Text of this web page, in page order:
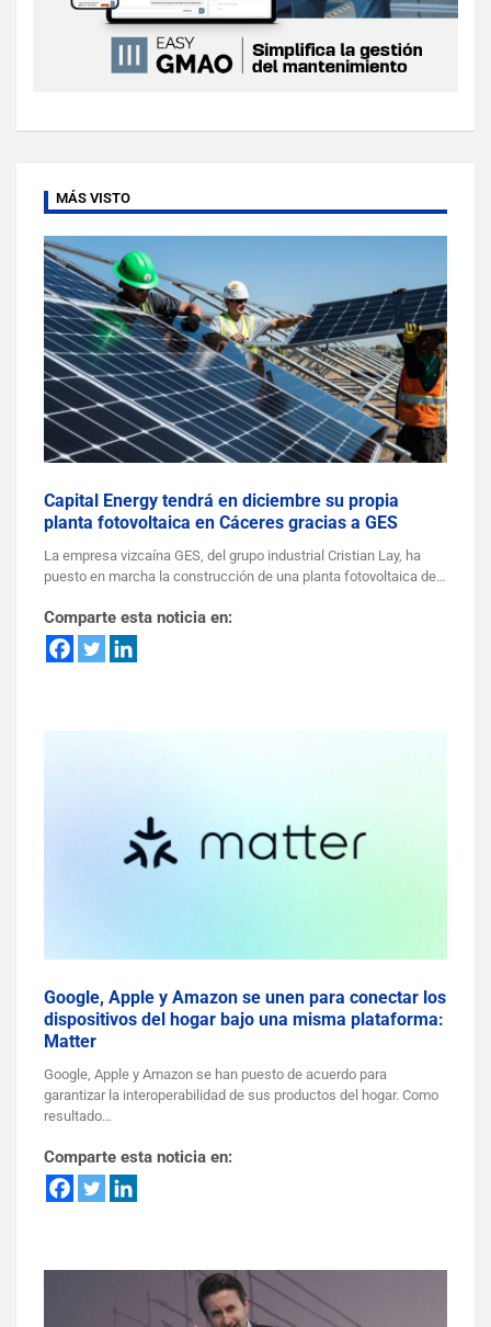
MÁS VISTO
Capital Energy tendrá en diciembre su propia
planta fotovoltaica en Cáceres gracias a GES
La empresa vizcaína GES, del grupo industrial Cristian Lay, ha
puesto en marcha la construcción de una planta fotovoltaica de…
Comparte esta noticia en:
Google, Apple y Amazon se unen para conectar los
dispositivos del hogar bajo una misma plataforma:
Matter
Google, Apple y Amazon se han puesto de acuerdo para
garantizar la interoperabilidad de sus productos del hogar. Como
resultado…
Comparte esta noticia en: